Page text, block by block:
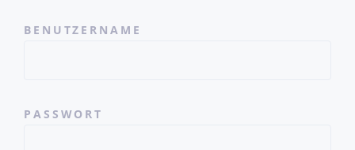
BENUTZERNAME
PASSWORT